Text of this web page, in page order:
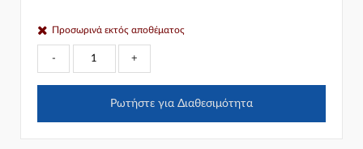
Προσωρινά εκτός αποθέματος
- +
Ρωτήστε για Διαθεσιμότητα